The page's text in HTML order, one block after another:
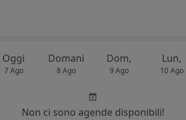
Oggi
7 Ago
Domani
8 Ago
Dom,
9 Ago
Lun,
10 Ago
Non ci sono agende disponibili!